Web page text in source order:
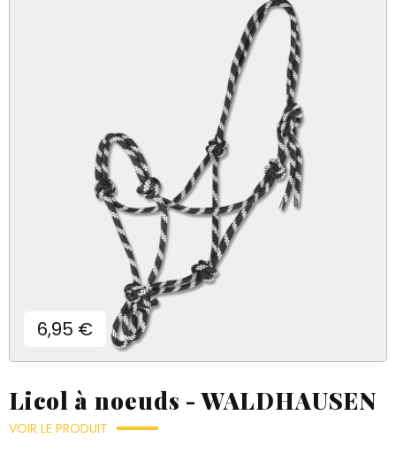
Prix
6,95 €
Licol à noeuds - WALDHAUSEN
VOIR LE PRODUIT